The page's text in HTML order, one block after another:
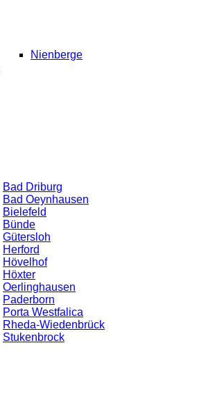
Nienberge
Bad Driburg
Bad Oeynhausen
Bielefeld
Bünde
Gütersloh
Herford
Hövelhof
Höxter
Oerlinghausen
Paderborn
Porta Westfalica
Rheda-Wiedenbrück
Stukenbrock